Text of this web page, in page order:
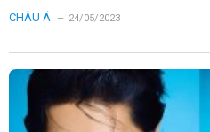
CHÂU Á 24/05/2023